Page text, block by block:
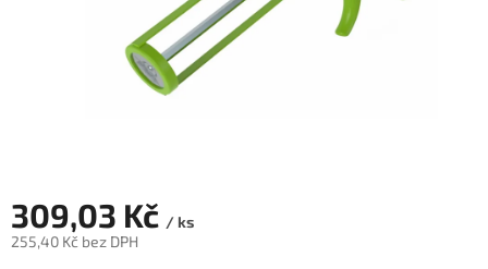
309,03 Kč / ks
255,40 Kč bez DPH